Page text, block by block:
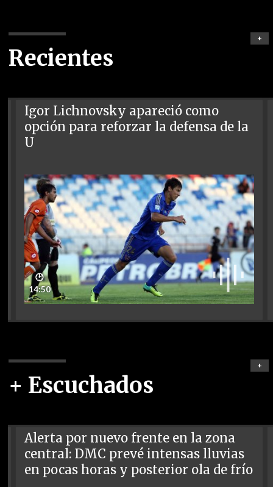
Recientes
+
Igor Lichnovsky apareció como
opción para reforzar la defensa de la
U
🕑
14:50
+ Escuchados
+
Alerta por nuevo frente en la zona
central: DMC prevé intensas lluvias
en pocas horas y posterior ola de frío